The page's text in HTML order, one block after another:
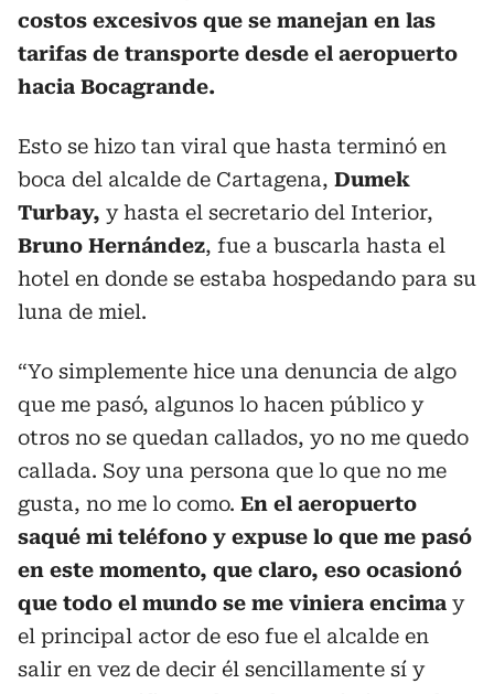
costos excesivos que se manejan en las
tarifas de transporte desde el aeropuerto
hacia Bocagrande.
Esto se hizo tan viral que hasta terminó en
boca del alcalde de Cartagena, Dumek
Turbay, y hasta el secretario del Interior,
Bruno Hernández, fue a buscarla hasta el
hotel en donde se estaba hospedando para su
luna de miel.
“Yo simplemente hice una denuncia de algo
que me pasó, algunos lo hacen público y
otros no se quedan callados, yo no me quedo
callada. Soy una persona que lo que no me
gusta, no me lo como. En el aeropuerto
saqué mi teléfono y expuse lo que me pasó
en este momento, que claro, eso ocasionó
que todo el mundo se me viniera encima y
el principal actor de eso fue el alcalde en
salir en vez de decir él sencillamente sí y